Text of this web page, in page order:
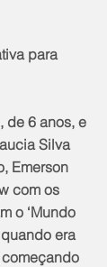
para
Silva
Emerson
com os
o ‘Mundo
era